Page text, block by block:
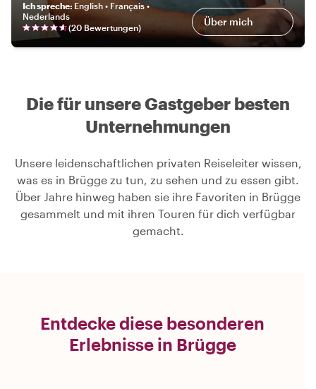
Ich spreche: English • Français •
Nederlands
(20 Bewertungen) Über mich
Die für unsere Gastgeber besten
Unternehmungen
Unsere leidenschaftlichen privaten Reiseleiter wissen,
was es in Brügge zu tun, zu sehen und zu essen gibt.
Über Jahre hinweg haben sie ihre Favoriten in Brügge
gesammelt und mit ihren Touren für dich verfügbar
gemacht.
Entdecke diese besonderen
Erlebnisse in Brügge